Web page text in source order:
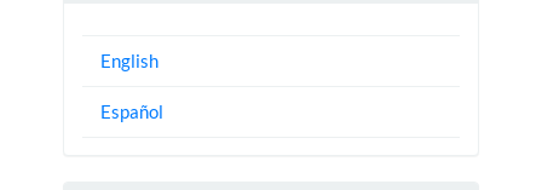
English
Español